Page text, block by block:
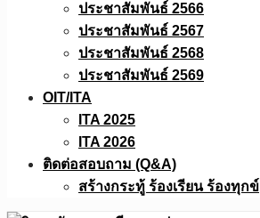
ประชาสัมพันธ์ 2566
ประชาสัมพันธ์ 2567
ประชาสัมพันธ์ 2568
ประชาสัมพันธ์ 2569
OIT/ITA
ITA 2025
ITA 2026
ติดต่อสอบถาม (Q&A)
สร้างกระทู้ ร้องเรียน ร้องทุกข์